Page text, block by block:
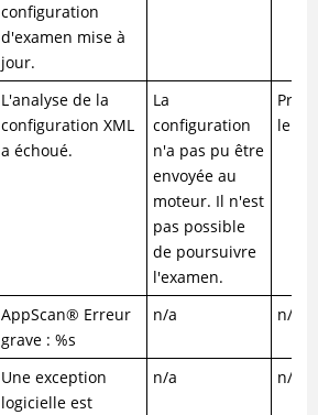
configuration
d'examen mise à
jour.
L'analyse de la
configuration XML
a échoué.
La
configuration
n'a pas pu être
envoyée au
moteur. Il n'est
pas possible
de poursuivre
l'examen.
le
AppScan® Erreur
grave : %s
n/a n/a
Une exception
logicielle est
n/a n/a